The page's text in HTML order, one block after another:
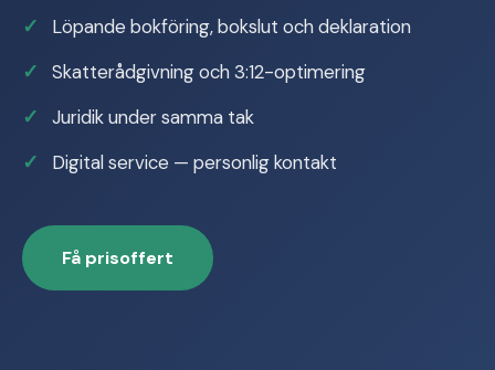
Löpande bokföring, bokslut och deklaration
Skatterådgivning och 3:12-optimering
Juridik under samma tak
Digital service — personlig kontakt
Få prisoffert